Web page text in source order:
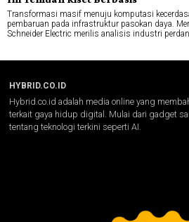
Transformasi masif menuju komputasi
pembaruan pada infrastruktur pasokan daya.
Schneider Electric merilis analisis industri
HYBRID.CO.ID
Hybrid.co.id adalah media online yang
terkait gaya hidup digital. Mulai dari gadget
tentang teknologi terkini seperti AI.